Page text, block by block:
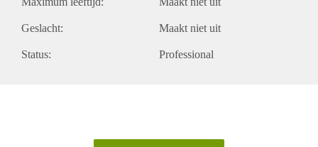
Geslacht: Maakt niet uit
Status: Professional